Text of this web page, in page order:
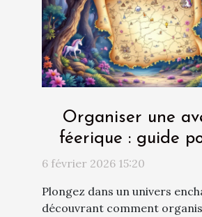
Organiser une
féerique : guide
chasse au trésor
6 février 2026 15:20
Plongez dans un univers
découvrant comment